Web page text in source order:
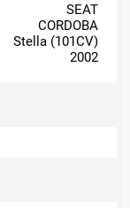
SEAT
CORDOBA
Stella (101CV)
2002